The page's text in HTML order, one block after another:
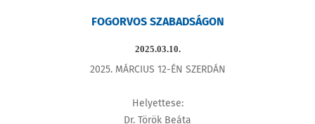
FOGORVOS SZABADSÁGON
2025.03.10.
2025. MÁRCIUS 12-ÉN SZERDÁN
Helyettese:
Dr. Török Beáta